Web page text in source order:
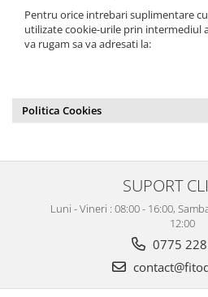
Pentru orice intrebari suplimentare
utilizate cookie-urile prin intermediul
va rugam sa va adresati la:
Politica Cookies
SUPORT
Luni - Vineri : 08:00 - 16:00,
12:00
0775